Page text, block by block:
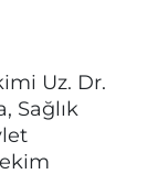
Uz. Dr.
Sağlık